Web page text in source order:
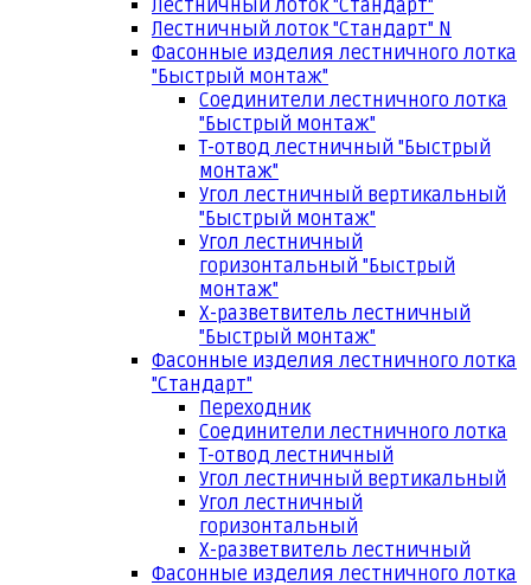
Лестничный лоток "Стандарт"
Лестничный лоток "Стандарт" N
Фасонные изделия лестничного лотка
"Быстрый монтаж"
Соединители лестничного лотка
"Быстрый монтаж"
Т-отвод лестничный "Быстрый
монтаж"
Угол лестничный вертикальный
"Быстрый монтаж"
Угол лестничный
горизонтальный "Быстрый
монтаж"
Х-разветвитель лестничный
"Быстрый монтаж"
Фасонные изделия лестничного лотка
"Стандарт"
Переходник
Соединители лестничного лотка
Т-отвод лестничный
Угол лестничный вертикальный
Угол лестничный
горизонтальный
Х-разветвитель лестничный
Фасонные изделия лестничного лотка